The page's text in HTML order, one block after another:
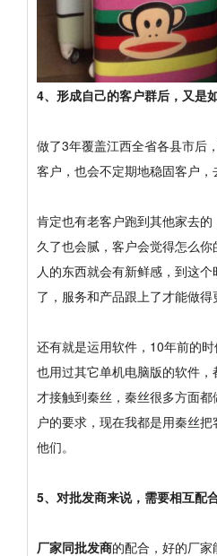
4、形成自己的客户群后，又是
做了3年覆盖江西全省各县市后
客户，也会不定期地稳固客户，
肯定也有老客户跑到其他家去
久了也会腻，客户会觉得怎么
人的东西就会有新鲜感，到这
了，服务和产品跟上了才能做得
还有就是运用软件，10年前的
也用过其它单机电脑版的软件
才接触到秦丝，秦丝很多方面
户的要求，现在我都是用秦丝
他们。
5、对批发商来说，需要相互配
厂家同批发商的配合，好的厂